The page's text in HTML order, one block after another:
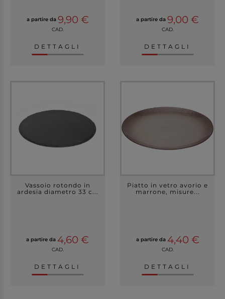
a partire da 9,90 €
CAD.
DETTAGLI
a partire da 9,00 €
CAD.
DETTAGLI
Vassoio rotondo in
ardesia diametro 33 c...
a partire da 4,60 €
CAD.
DETTAGLI
Piatto in vetro avorio e
marrone, misure...
a partire da 4,40 €
CAD.
DETTAGLI